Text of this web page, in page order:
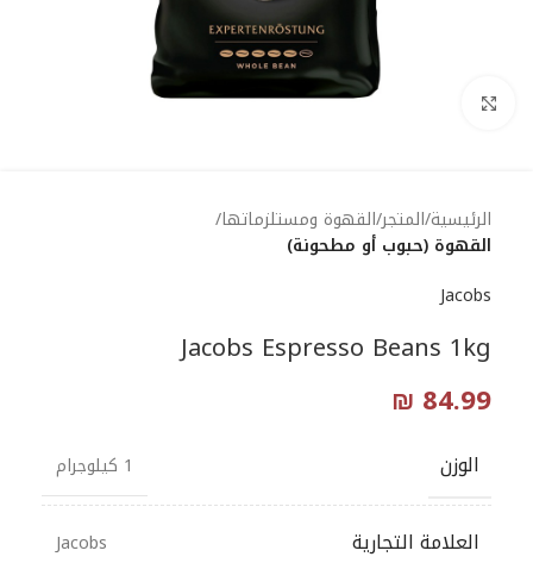
Click to enlarge
الرئيسية المتجر القهوة ومستلزماتها
القهوة (حبوب أو مطحونة)
Jacobs
Jacobs Espresso Beans 1kg
₪ 84.99
الوزن 1 كيلوجرام
العلامة التجارية Jacobs